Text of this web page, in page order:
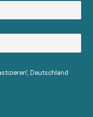
Deutschland